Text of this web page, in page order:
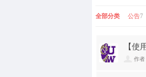
全部分类 公告7
【使
作者